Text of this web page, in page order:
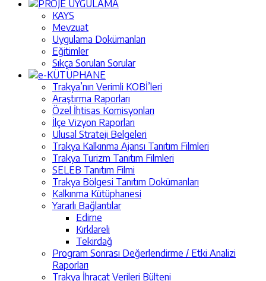
PROJE UYGULAMA
KAYS
Mevzuat
Uygulama Dokümanları
Eğitimler
Sıkça Sorulan Sorular
e-KÜTÜPHANE
Trakya’nın Verimli KOBİ’leri
Araştırma Raporları
Özel İhtisas Komisyonları
İlçe Vizyon Raporları
Ulusal Strateji Belgeleri
Trakya Kalkınma Ajansı Tanıtım Filmleri
Trakya Turizm Tanıtım Filmleri
SELEB Tanıtım Filmi
Trakya Bölgesi Tanıtım Dokümanları
Kalkınma Kütüphanesi
Yararlı Bağlantılar
Edirne
Kırklareli
Tekirdağ
Program Sonrası Değerlendirme / Etki Analizi
Raporları
Trakya İhracat Verileri Bülteni